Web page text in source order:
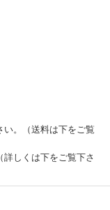
い。（送料は下をご覧
しくは下をご覧下さ